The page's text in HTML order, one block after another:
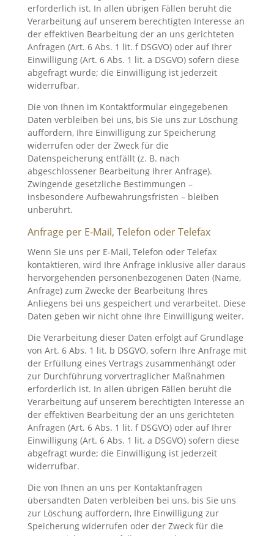
erforderlich ist. In allen übrigen Fällen beruht die
Verarbeitung auf unserem berechtigten Interesse an
der effektiven Bearbeitung der an uns gerichteten
Anfragen (Art. 6 Abs. 1 lit. f DSGVO) oder auf Ihrer
Einwilligung (Art. 6 Abs. 1 lit. a DSGVO) sofern diese
abgefragt wurde; die Einwilligung ist jederzeit
widerrufbar.
Die von Ihnen im Kontaktformular eingegebenen
Daten verbleiben bei uns, bis Sie uns zur Löschung
auffordern, Ihre Einwilligung zur Speicherung
widerrufen oder der Zweck für die
Datenspeicherung entfällt (z. B. nach
abgeschlossener Bearbeitung Ihrer Anfrage).
Zwingende gesetzliche Bestimmungen –
insbesondere Aufbewahrungsfristen – bleiben
unberührt.
Anfrage per E-Mail, Telefon oder Telefax
Wenn Sie uns per E-Mail, Telefon oder Telefax
kontaktieren, wird Ihre Anfrage inklusive aller daraus
hervorgehenden personenbezogenen Daten (Name,
Anfrage) zum Zwecke der Bearbeitung Ihres
Anliegens bei uns gespeichert und verarbeitet. Diese
Daten geben wir nicht ohne Ihre Einwilligung weiter.
Die Verarbeitung dieser Daten erfolgt auf Grundlage
von Art. 6 Abs. 1 lit. b DSGVO, sofern Ihre Anfrage mit
der Erfüllung eines Vertrags zusammenhängt oder
zur Durchführung vorvertraglicher Maßnahmen
erforderlich ist. In allen übrigen Fällen beruht die
Verarbeitung auf unserem berechtigten Interesse an
der effektiven Bearbeitung der an uns gerichteten
Anfragen (Art. 6 Abs. 1 lit. f DSGVO) oder auf Ihrer
Einwilligung (Art. 6 Abs. 1 lit. a DSGVO) sofern diese
abgefragt wurde; die Einwilligung ist jederzeit
widerrufbar.
Die von Ihnen an uns per Kontaktanfragen
übersandten Daten verbleiben bei uns, bis Sie uns
zur Löschung auffordern, Ihre Einwilligung zur
Speicherung widerrufen oder der Zweck für die